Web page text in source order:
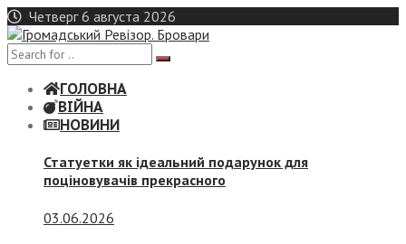
Skip
to
content
Четверг 6 августа 2026
ГОЛОВНА
ВІЙНА
НОВИНИ
Статуетки як ідеальний подарунок для
поціновувачів прекрасного
03.06.2026